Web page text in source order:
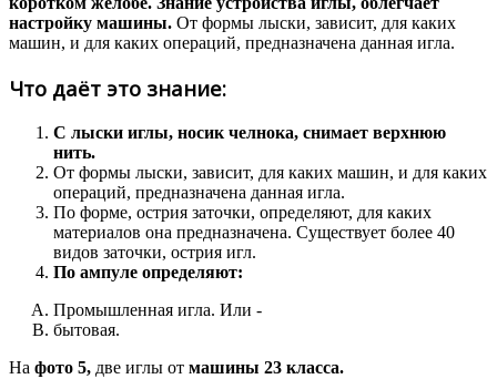
настройку машины. От формы лыски, зависит, для каких
машин, и для каких операций, предназначена данная игла.
Что даёт это знание:
С лыски иглы, носик челнока, снимает верхнюю
нить.
От формы лыски, зависит, для каких машин, и для каких
операций, предназначена данная игла.
По форме, острия заточки, определяют, для каких
материалов она предназначена. Существует более 40
видов заточки, острия игл.
По ампуле определяют:
Промышленная игла. Или -
бытовая.
На фото 5, две иглы от машины 23 класса.